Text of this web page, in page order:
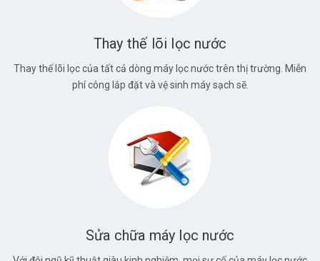
Thay thế lõi lọc nước
Thay thế lõi lọc của tất cả dòng máy lọc nước trên thị trường. Miễn
phí công lắp đặt và vệ sinh máy sạch sẽ.
Sửa chữa máy lọc nước